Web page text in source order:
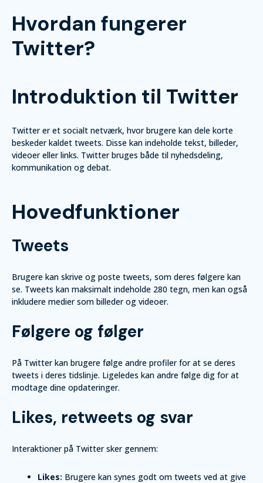
Hvordan fungerer
Twitter?
Introduktion til Twitter
Twitter er et socialt netværk, hvor brugere kan dele korte
beskeder kaldet tweets. Disse kan indeholde tekst, billeder,
videoer eller links. Twitter bruges både til nyhedsdeling,
kommunikation og debat.
Hovedfunktioner
Tweets
Brugere kan skrive og poste tweets, som deres følgere kan
se. Tweets kan maksimalt indeholde 280 tegn, men kan også
inkludere medier som billeder og videoer.
Følgere og følger
På Twitter kan brugere følge andre profiler for at se deres
tweets i deres tidslinje. Ligeledes kan andre følge dig for at
modtage dine opdateringer.
Likes, retweets og svar
Interaktioner på Twitter sker gennem:
Likes: Brugere kan synes godt om tweets ved at give